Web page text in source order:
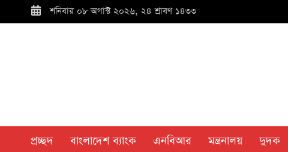
শনিবার ০৮ অগাস্ট ২০২৬, ২৪ শ্রাবণ ১৪৩৩
প্রচ্ছদ বাংলাদেশ ব্যাংক এনবিআর মন্ত্রনালয় দুদক